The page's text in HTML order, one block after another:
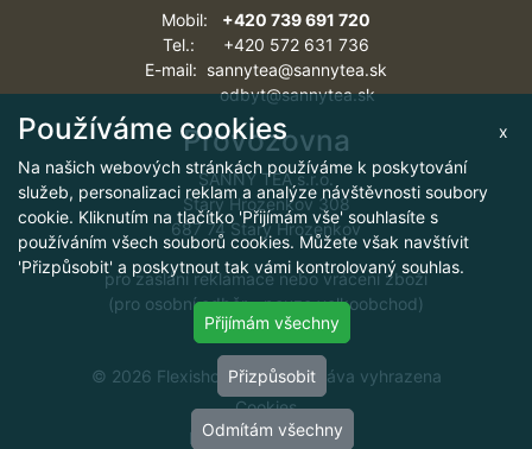
Mobil: +420 739 691 720
Tel.: +420 572 631 736
E-mail: sannytea@sannytea.sk
odbyt@sannytea.sk
Provozovna
SANNY TEA s.r.o.
Starý Hrozenkov 308
687 74 Starý Hrozenkov
pro zaslání reklamace nebo vrácení zboží
(pro osobní odběr - pouze velkoobchod)
© 2026 Flexishop, všechna práva vyhrazena
Cookies
FlexiShop byarit.cz
x
Používáme cookies
Na našich webových stránkách používáme k poskytování
služeb, personalizaci reklam a analýze návštěvnosti soubory
cookie. Kliknutím na tlačítko 'Přijímám vše' souhlasíte s
používáním všech souborů cookies. Můžete však navštívit
'Přizpůsobit' a poskytnout tak vámi kontrolovaný souhlas.
Přijímám všechny
Přizpůsobit
Odmítám všechny